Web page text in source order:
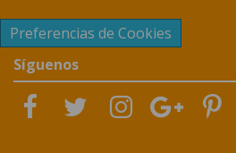
Preferencias de Cookies
Síguenos